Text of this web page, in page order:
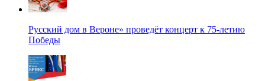
Русский дом в Вероне» проведёт концерт к 75-летию
Победы